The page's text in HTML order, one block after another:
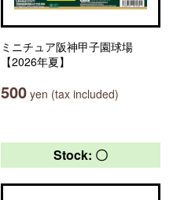
ミニチュア阪神甲子園球場
【2026年夏】
500 yen (tax included)
Stock: 〇